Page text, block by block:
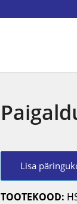
Lisa
TOOTEKOOD: